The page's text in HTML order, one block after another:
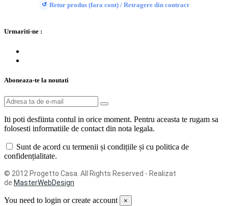
↺ Retur produs (fara cont) / Retragere din contract
Urmariti-ne :
Aboneaza-te la noutati
Iti poti desfiinta contul in orice moment. Pentru aceasta te rugam sa
folosesti informatiile de contact din nota legala.
Sunt de acord cu termenii și condițiile și cu politica de
confidențialitate.
© 2012 Progetto Casa. All Rights Reserved - Realizat
de MasterWebDesign
You need to login or create account ×